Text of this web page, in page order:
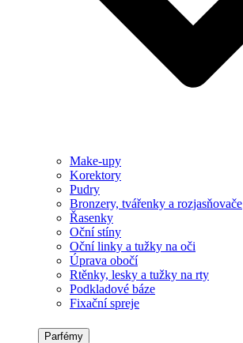
Make-upy
Korektory
Pudry
Bronzery, tvářenky a rozjasňovače
Řasenky
Oční stíny
Oční linky a tužky na oči
Úprava obočí
Rtěnky, lesky a tužky na rty
Podkladové báze
Fixační spreje
Parfémy